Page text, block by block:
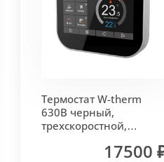
серебро (без доплат)
изменена на 10 или 18
Термостат W-therm
630В черный,
трехскоростной,
17500